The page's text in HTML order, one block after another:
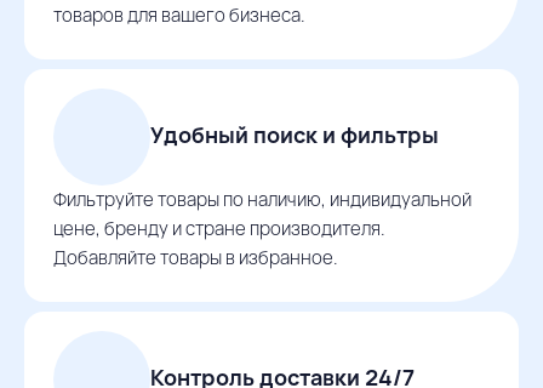
товаров для вашего бизнеса.
Удобный поиск и фильтры
Фильтруйте товары по наличию, индивидуальной
цене, бренду и стране производителя.
Добавляйте товары в избранное.
Контроль доставки 24/7